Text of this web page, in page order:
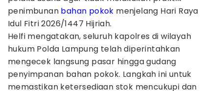
penimbunan bahan pokok menjelang Hari Raya
Idul Fitri 2026/1447 Hijriah.
Helfi mengatakan, seluruh kapolres di wilayah
hukum Polda Lampung telah diperintahkan
mengecek langsung pasar hingga gudang
penyimpanan bahan pokok. Langkah ini untuk
memastikan ketersediaan stok mencukupi dan